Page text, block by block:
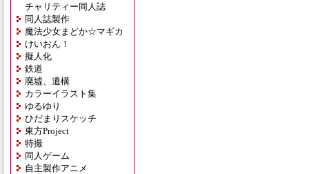
チャリティー同人誌
同人誌製作
魔法少女まどか☆マギカ
けいおん！
擬人化
鉄道
廃墟、遺構
カラーイラスト集
ゆるゆり
ひだまりスケッチ
東方Project
特撮
同人ゲーム
自主製作アニメ